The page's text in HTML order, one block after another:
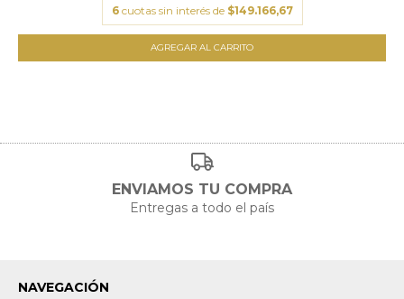
6 cuotas sin interés de $149.166,67
ENVIAMOS TU COMPRA
Entregas a todo el país
NAVEGACIÓN